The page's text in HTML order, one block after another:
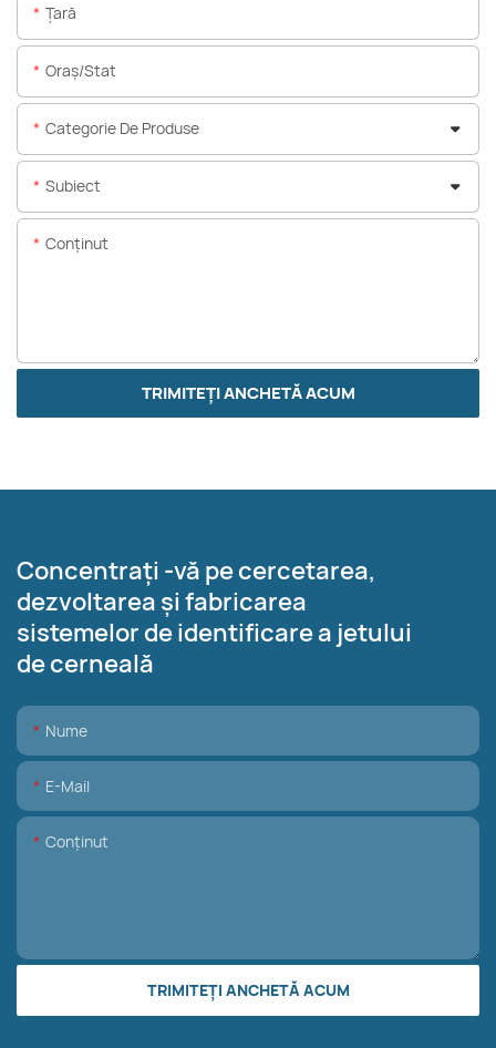
Ţară
Oraș/stat
Categorie De Produse
Subiect
Conţinut
TRIMITEȚI ANCHETĂ ACUM
Concentrați -vă pe cercetarea,
dezvoltarea și fabricarea
sistemelor de identificare a jetului
de cerneală
Nume
E-Mail
Conţinut
TRIMITEȚI ANCHETĂ ACUM